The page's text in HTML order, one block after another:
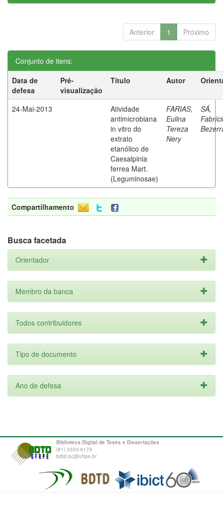
Anterior 1 Próximo
Conjunto de itens:
Data de
defesa
Pré-
visualização
Título Autor
24-Mai-2013
Atividade
antimicrobiana
in vitro do
extrato
etanólico de
Caesalpinia
ferrea Mart.
(Leguminosae)
FARIAS,
Eulina
Tereza
Nery
SÁ,
Compartilhamento
Busca facetada
Orientador
Membro da banca
Todos contribuidores
Tipo de documento
Ano de defesa
Biblioteca Digital de Teses e Dissertações
(81) 3320-6179
bdtd.bc@ufrpe.br